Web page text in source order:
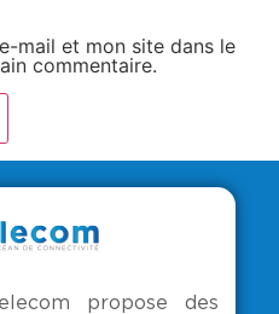
mail et mon site dans le
commentaire.
propose des